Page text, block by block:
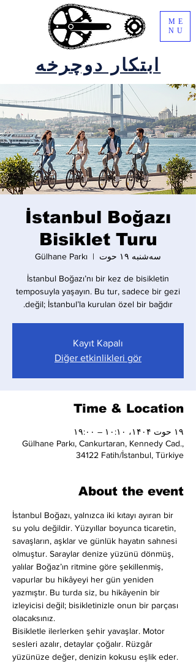
ابتکار دوچرخه
ME
NU
İstanbul Boğazı
Bisiklet Turu
سه‌شنبه ۱۹ حوت
  |
Gülhane Parkı
İstanbul Boğazı’nı bir kez de bisikletin
temposuyla yaşayın. Bu tur, sadece bir gezi
değil; İstanbul’la kurulan özel bir bağdır.
Kayıt Kapalı
Diğer etkinlikleri gör
Time & Location
۱۹ حوت ۱۴۰۴، ۱۰:۱۰ – ۱۹:۰۰
Gülhane Parkı, Cankurtaran, Kennedy Cad.,
34122 Fatih/İstanbul, Türkiye
About the event
İstanbul Boğazı, yalnızca iki kıtayı ayıran bir
su yolu değildir. Yüzyıllar boyunca ticaretin,
savaşların, aşklar ve günlük hayatın sahnesi
olmuştur. Saraylar denize yüzünü dönmüş,
yalılar Boğaz’ın ritmine göre şekillenmiş,
vapurlar bu hikâyeyi her gün yeniden
yazmıştır. Bu turda siz, bu hikâyenin bir
izleyicisi değil; bisikletinizle onun bir parçası
olacaksınız.
Bisikletle ilerlerken şehir yavaşlar. Motor
sesleri azalır, detaylar çoğalır. Rüzgâr
yüzünüze değer, denizin kokusu eşlik eder.